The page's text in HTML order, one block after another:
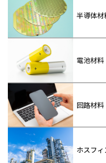
半導体材
電池材料
回路材料
ホスフ